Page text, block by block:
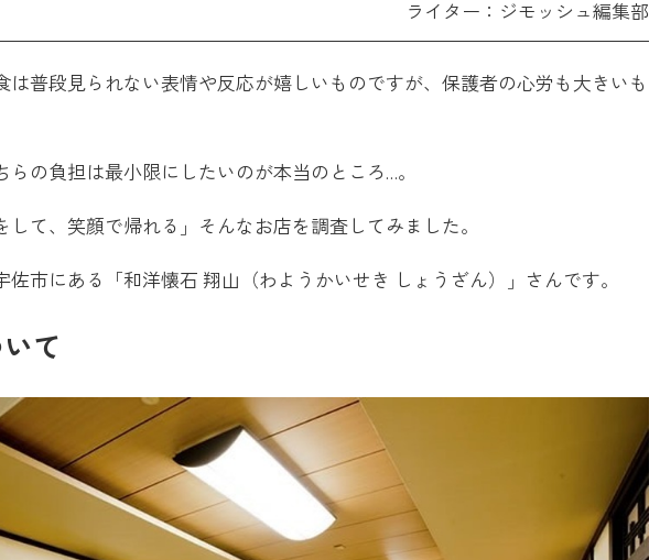
ライター：ジモッシュ編集部
は普段見られない表情や反応が嬉しいものですが、保護者の心労も大きいも
の負担は最小限にしたいのが本当のところ…。
して、笑顔で帰れる」そんなお店を調査してみました。
市にある「和洋懐石 翔山（わようかいせき しょうざん）」さんです。
て